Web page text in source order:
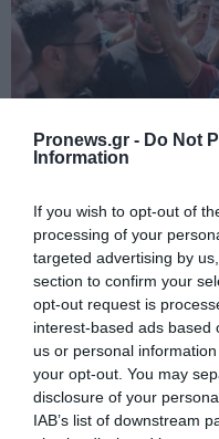
Pronews.gr - Do Not
Information
If you wish to opt-out of
processing of your
targeted advertising by
section to confirm your
opt-out request is
interest-based ads based
us or personal
your opt-out. You may
disclosure of your
IAB’s list of downstream
PRONEWS.GR / ΔΙΕΘΝΕΣ
«Παράνοια» για
Τουρκία: Σε
Τραμπζονσπόρ
(βίντεο)
05.08.2026 | 16:29